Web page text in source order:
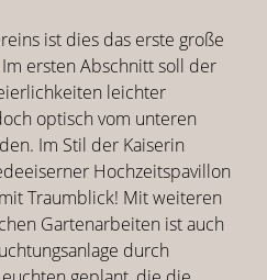
ist dies das erste große
ersten Abschnitt soll der
leichter
optisch vom unteren
Im Stil der Kaiserin
Hochzeitspavillon
Traumblick! Mit weiteren
Gartenarbeiten ist auch
durch